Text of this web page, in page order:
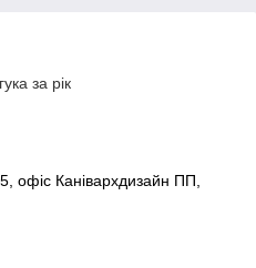
за рік
офіс Канівархдизайн ПП,